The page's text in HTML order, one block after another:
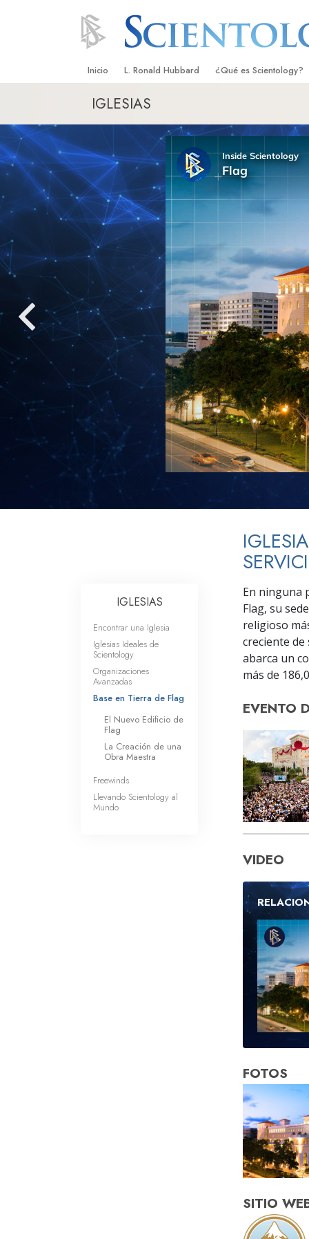
Inicio L. Ronald Hubbard ¿Qué es Scientology?
Credos y Códigos de
Qué dicen los
Scientology
Conoce a un
Dentro de una Iglesia
Los Principios
Una Introducción a
Amor y Odio: ¿Qué
IGLESIAS
En ninguna
Flag, su
religioso
creciente
abarca un
más de
EVENTO
VIDEO
FOTOS
SITIO
IGLESIAS
Encontrar una Iglesia
Iglesias Ideales de
Scientology
Organizaciones
Avanzadas
Base en Tierra de Flag
El Nuevo Edificio de
Flag
La Creación de una
Obra Maestra
Freewinds
Llevando Scientology al
Mundo